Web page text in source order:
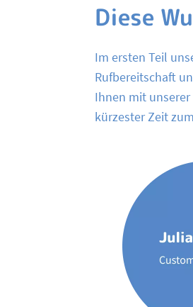
Diese
Im ersten Teil
Rufbereitschaft
Ihnen mit unserer
kürzester Zeit